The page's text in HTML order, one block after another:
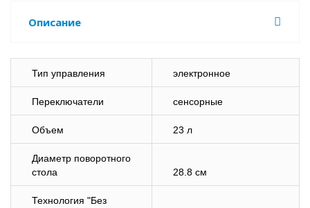
Описание
Тип управления электронное
Переключатели сенсорные
Объем 23 л
Диаметр поворотного
стола
28.8 см
Технология "Без